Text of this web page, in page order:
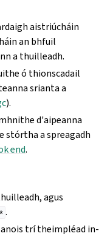
aistriúcháin
an bhfuil
a thuilleadh.
ó thionscadail
srianta a
).
d'aipeanna
stórtha a spreagadh
end.
agus
.
trí theimpléad in-